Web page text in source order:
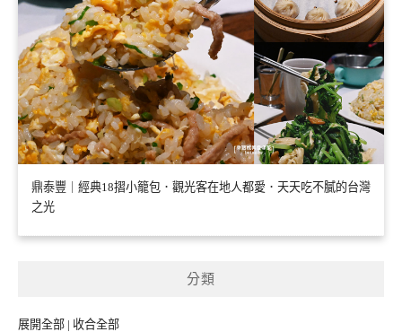
鼎泰豐｜經典18摺小籠包．觀光客在地人都愛．天天吃不膩的台灣
之光
分類
展開全部 | 收合全部